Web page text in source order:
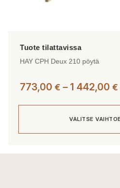
HAY CPH Deux 210 pöytä
773,00 € – 1 442,00 €
1
VALITSE